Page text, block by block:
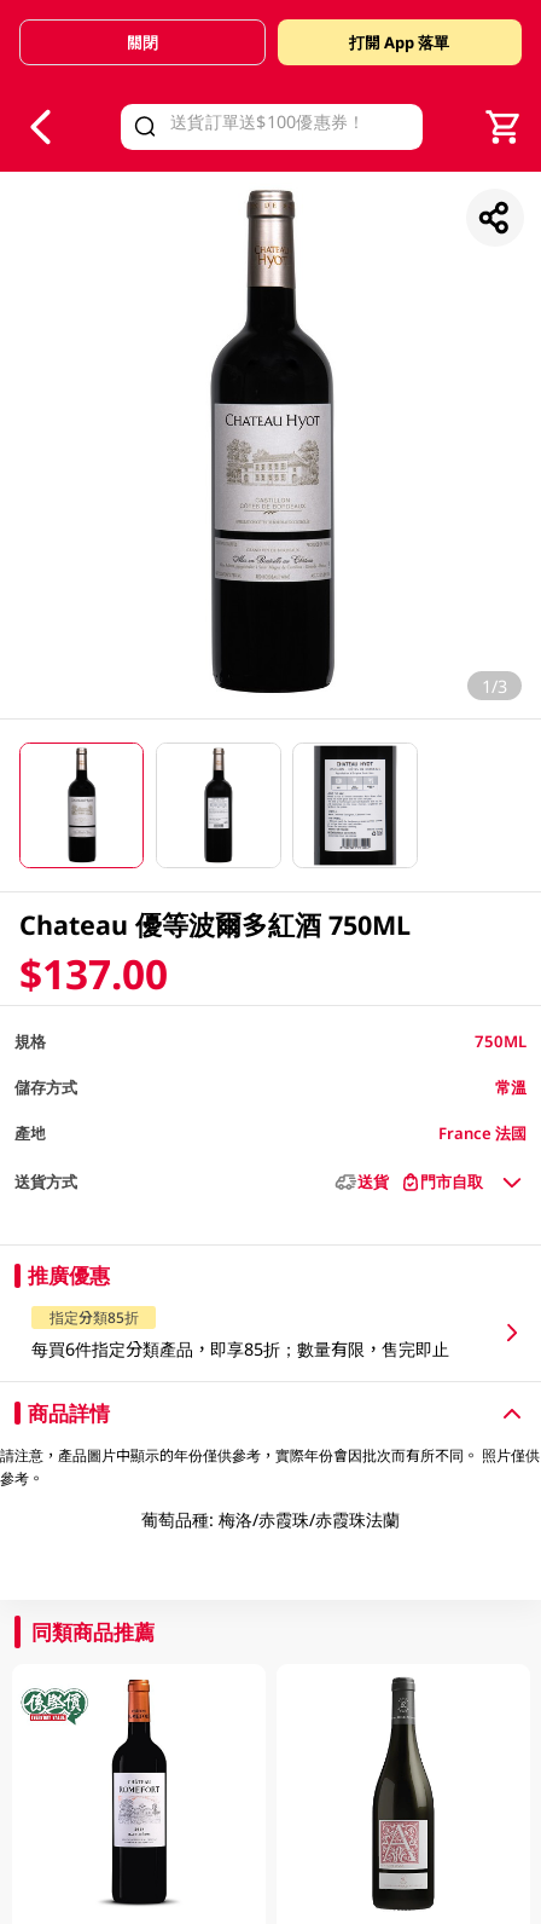
Valid Until 30 June 2026
關閉 打開 App 落單
1/3
Chateau 優等波爾多紅酒 750ML
$137.00
規格 750ML
儲存方式 常溫
產地 France 法國
送貨方式 送貨 門市自取
推廣優惠
指定分類85折
每買6件指定分類產品，即享85折；數量有限，售完即止
商品詳情
請注意，產品圖片中顯示的年份僅供參考，實際年份會因批次而有所不同。 照片僅供
參考。
葡萄品種: 梅洛/赤霞珠/赤霞珠法蘭
同類商品推薦